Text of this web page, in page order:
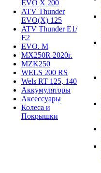
EVO X 200
ATV Thunder
EVO(X) 125
ATV Thunder Е1/
Е2
EVO. M
MX250R 2020г.
MZK250
WELS 200 RS
Wels RT 125, 140
Аккумуляторы
Аксессуары
Колеса и
Покрышки